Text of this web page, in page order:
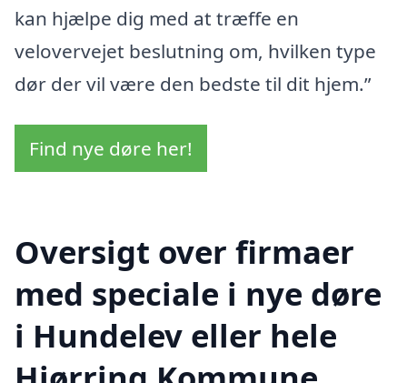
kan hjælpe dig med at træffe en
velovervejet beslutning om, hvilken type
dør der vil være den bedste til dit hjem.”
Find nye døre her!
Oversigt over firmaer
med speciale i nye døre
i Hundelev eller hele